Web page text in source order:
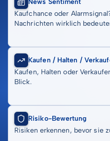
News Sentiment
Kaufchance oder
Nachrichten wirklich
Kaufen / Halten /
Kaufen, Halten oder
Blick.
Risiko-Bewertung
Risiken erkennen, bevor sie